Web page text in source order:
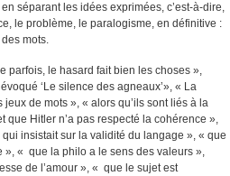
séparant les idées exprimées, c’est-à-dire,
le problème, le paralogisme, en définitive :
mots.
parfois, le hasard fait bien les choses »,
‘Le silence des agneaux’», « La
de mots », « alors qu’ils sont liés à la
Hitler n’a pas respecté la cohérence »,
insistait sur la validité du langage », « que
», « que la philo a le sens des valeurs »,
de l’amour », « que le sujet est